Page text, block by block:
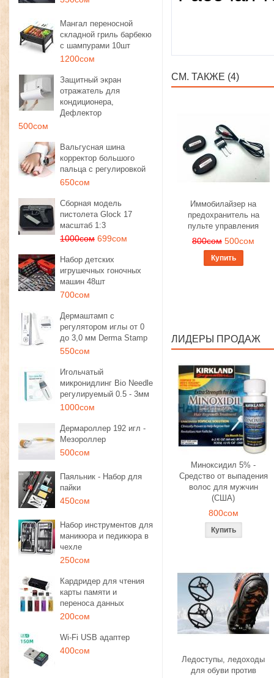
Мангал переносной
складной гриль барбекю
с шампурами 10шт
1200сом
Защитный экран
отражатель для
кондиционера,
Дефлектор
500сом
Вальгусная шина
корректор большого
пальца с регулировкой
650сом
Сборная модель
пистолета Glock 17
масштаб 1:3
1000сом 699сом
Набор детских
игрушечных гоночных
машин 48шт
700сом
Дермаштамп с
регулятором иглы от 0
до 3,0 мм Derma Stamp
550сом
Игольчатый
микронидлинг Bio Needle
регулируемый 0.5 - 3мм
1000сом
Дермароллер 192 игл -
Мезороллер
500сом
Паяльник - Набор для
пайки
450сом
Набор инструментов для
маникюра и педикюра в
чехле
250сом
Кардридер для чтения
карты памяти и
переноса данных
200сом
Wi-Fi USB адаптер
400сом
СМ. ТАКЖЕ (4)
Иммобилайзер на
предохранитель на
пульте управления
800сом 500сом
Купить
ЛИДЕРЫ ПРОДАЖ
Миноксидил 5% -
Средство от выпадения
волос для мужчин
(США)
800сом
Ледоступы, ледоходы
для обуви против